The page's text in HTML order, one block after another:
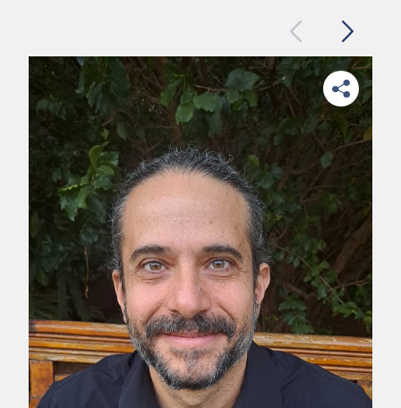
PreviousNext